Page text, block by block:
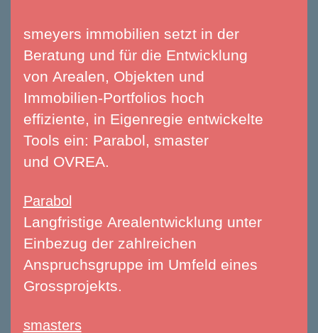
smeyers immobilien setzt in der
Beratung und für die Entwicklung
von Arealen, Objekten und
Immobilien-Portfolios hoch
effiziente, in Eigenregie entwickelte
Tools ein: Parabol, smaster
und OVREA.
Parabol
Langfristige Arealentwicklung unter
Einbezug der zahlreichen
Anspruchsgruppe im Umfeld eines
Grossprojekts.
smasters